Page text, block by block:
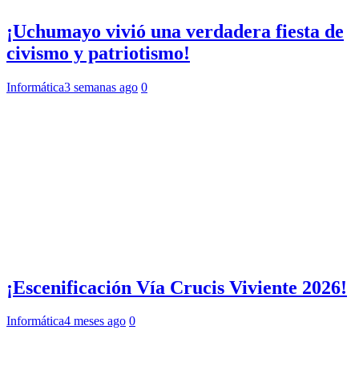
¡Uchumayo vivió una verdadera fiesta de
civismo y patriotismo!
Informática3 semanas ago 0
¡Escenificación Vía Crucis Viviente 2026!
Informática4 meses ago 0